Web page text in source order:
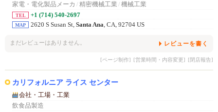
家電・電化製品メーカ / 精密機械工業 / 機械工業
TEL +1 (714) 540-2697
MAP 2620 S Susan St, Santa Ana, CA, 92704 US
まだレビューはありません。 レビューを書く
[ページ制作] [営業時間・内容変更] [閉店報告]
カリフォルニア ライス センター
会社・工場・工業
飲食品製造